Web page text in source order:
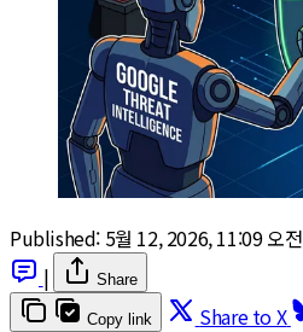
Published: 5월 12, 2026, 11:09 오전
|
Share
Copy link Share to X